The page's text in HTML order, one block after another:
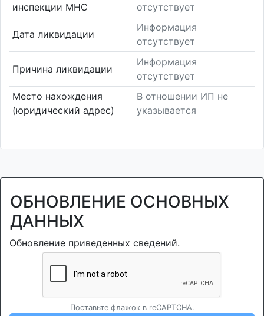
инспекции МНС
отсутствует
Дата ликвидации
Информация
отсутствует
Причина ликвидации
Информация
отсутствует
Место нахождения
(юридический адрес)
В отношении ИП не
указывается
ОБНОВЛЕНИЕ ОСНОВНЫХ
ДАННЫХ
Обновление приведенных сведений.
Поставьте флажок в reCAPTCHA.